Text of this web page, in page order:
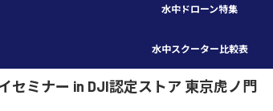
水中ドローン特集
水中スクーター比較表
セミナー in DJI認定ストア 東京虎ノ門